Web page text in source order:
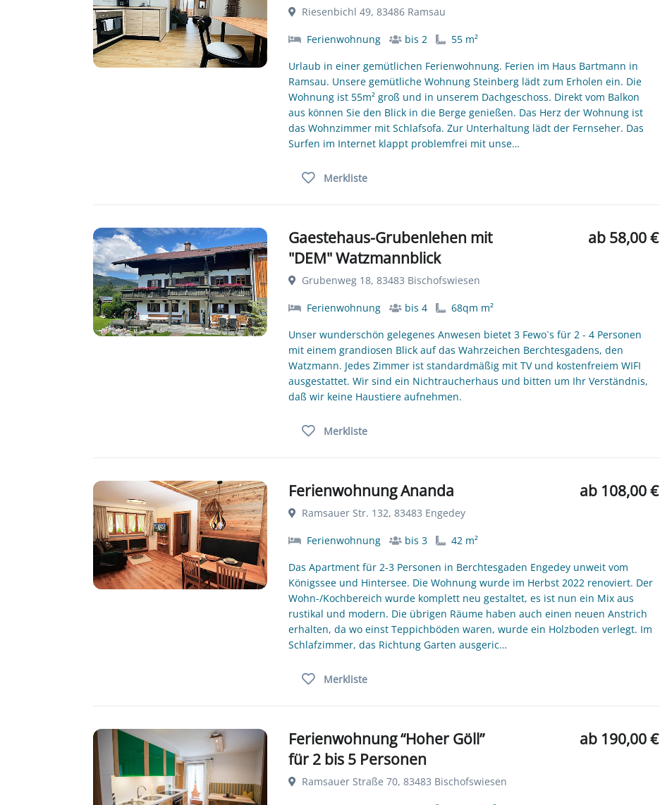
Riesenbichl 49, 83486 Ramsau
Ferienwohnung bis 2
55 m²
Urlaub in einer gemütlichen Ferienwohnung. Ferien im Haus Bartmann in
Ramsau. Unsere gemütliche Wohnung Steinberg lädt zum Erholen ein. Die
Wohnung ist 55m² groß und in unserem Dachgeschoss. Direkt vom Balkon
aus können Sie den Blick in die Berge genießen. Das Herz der Wohnung ist
das Wohnzimmer mit Schlafsofa. Zur Unterhaltung lädt der Fernseher. Das
Surfen im Internet klappt problemfrei mit unse…
Merkliste
Gaestehaus-Grubenlehen mit
"DEM" Watzmannblick
ab 58,00 €
Grubenweg 18, 83483 Bischofswiesen
Ferienwohnung bis 4
68qm m²
Unser wunderschön gelegenes Anwesen bietet 3 Fewo`s für 2 - 4 Personen
mit einem grandiosen Blick auf das Wahrzeichen Berchtesgadens, den
Watzmann. Jedes Zimmer ist standardmäßig mit TV und kostenfreiem WIFI
ausgestattet. Wir sind ein Nichtraucherhaus und bitten um Ihr Verständnis,
daß wir keine Haustiere aufnehmen.
Merkliste
Ferienwohnung Ananda ab 108,00 €
Ramsauer Str. 132, 83483 Engedey
Ferienwohnung bis 3
42 m²
Das Apartment für 2-3 Personen in Berchtesgaden Engedey unweit vom
Königssee und Hintersee. Die Wohnung wurde im Herbst 2022 renoviert. Der
Wohn-/Kochbereich wurde komplett neu gestaltet, es ist nun ein Mix aus
rustikal und modern. Die übrigen Räume haben auch einen neuen Anstrich
erhalten, da wo einst Teppichböden waren, wurde ein Holzboden verlegt. Im
Schlafzimmer, das Richtung Garten ausgeric…
Merkliste
Ferienwohnung “Hoher Göll”
für 2 bis 5 Personen
ab 190,00 €
Ramsauer Straße 70, 83483 Bischofswiesen